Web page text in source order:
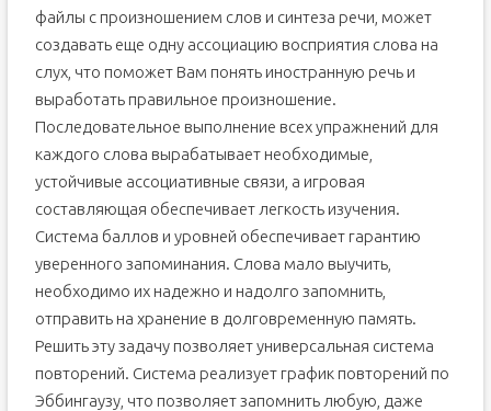
файлы с произношением слов и синтеза речи, может
создавать еще одну ассоциацию восприятия слова на
слух, что поможет Вам понять иностранную речь и
выработать правильное произношение.
Последовательное выполнение всех упражнений для
каждого слова вырабатывает необходимые,
устойчивые ассоциативные связи, а игровая
составляющая обеспечивает легкость изучения.
Система баллов и уровней обеспечивает гарантию
уверенного запоминания. Слова мало выучить,
необходимо их надежно и надолго запомнить,
отправить на хранение в долговременную память.
Решить эту задачу позволяет универсальная система
повторений. Система реализует график повторений по
Эббингаузу, что позволяет запомнить любую, даже